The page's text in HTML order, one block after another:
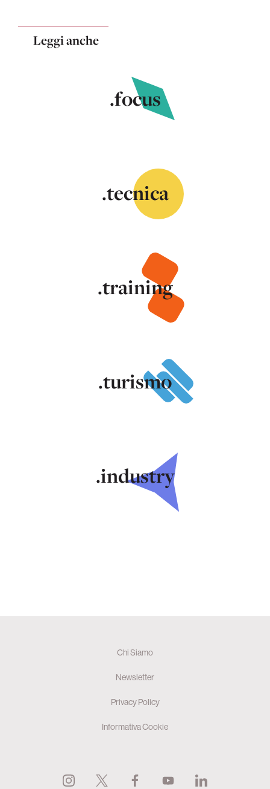
Leggi anche
.focus
.tecnica
.training
.turismo
.industry
Chi Siamo
Newsletter
Privacy Policy
Informativa Cookie